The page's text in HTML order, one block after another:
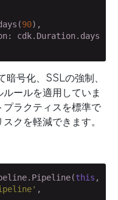
90),
cdk.Duration.days(
暗号化、SSLの強制、
ールを適用していま
ラクティスを標準で
クを軽減できます。
this ,
,